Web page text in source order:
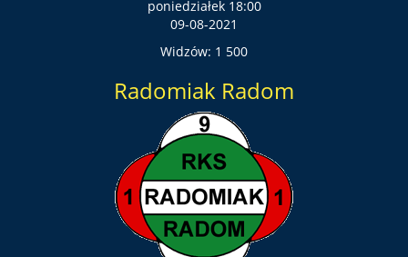
poniedziałek 18:00
09-08-2021
Widzów: 1 500
Radomiak Radom